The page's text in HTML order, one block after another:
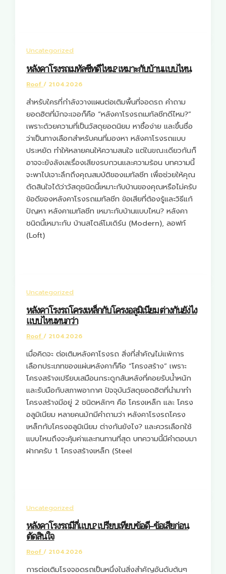
Uncategorized
หลังคาโรงรถเมทัลชีทดีไหม? เหมาะกับบ้านแบบไหน
Roof/ 21.04.2026
สำหรับใครที่กำลังวางแผนต่อเติมพื้นที่จอดรถ คำถาม
ยอดฮิตที่มักจะเจอก็คือ “หลังคาโรงรถเมทัลชีทดีไหม?”
เพราะด้วยความที่เป็นวัสดุยอดนิยม หาซื้อง่าย และขึ้นชื่อ
ว่าเป็นทางเลือกสำหรับคนที่มองหา หลังคาโรงรถแบบ
ประหยัด ทำให้หลายคนให้ความสนใจ แต่ในขณะเดียวกันก็
อาจจะยังลังเลเรื่องเสียงรบกวนและความร้อน บทความนี้
จะพาไปเจาะลึกถึงคุณสมบัติของเมทัลชีท เพื่อช่วยให้คุณ
ตัดสินใจได้ว่าวัสดุชนิดนี้เหมาะกับบ้านของคุณหรือไม่ครับ
ข้อดีของหลังคาโรงรถเมทัลชีท ข้อเสียที่ต้องรู้และวิธีแก้
ปัญหา หลังคาเมทัลชีท เหมาะกับบ้านแบบไหน? หลังคา
ชนิดนี้เหมาะกับ บ้านสไตล์โมเดิร์น (Modern), ลอฟท์
(Loft)
Uncategorized
หลังคาโรงรถโครงเหล็กกับโครงอลูมิเนียม ต่างกันยังไง
แบบไหนทนกว่า
Roof/ 21.04.2026
เมื่อคิดจะ ต่อเติมหลังคาโรงรถ สิ่งที่สำคัญไม่แพ้การ
เลือกประเภทของแผ่นหลังคาก็คือ “โครงสร้าง” เพราะ
โครงสร้างเปรียบเสมือนกระดูกสันหลังที่คอยรับน้ำหนัก
และรับมือกับสภาพอากาศ ปัจจุบันวัสดุยอดฮิตที่นำมาทำ
โครงสร้างมีอยู่ 2 ชนิดหลักๆ คือ โครงเหล็ก และ โครง
อลูมิเนียม หลายคนมักมีคำถามว่า หลังคาโรงรถโครง
เหล็กกับโครงอลูมิเนียม ต่างกันยังไง? และควรเลือกใช้
แบบไหนถึงจะคุ้มค่าและทนทานที่สุด บทความนี้มีคำตอบมา
ฝากครับ 1. โครงสร้างเหล็ก (Steel
Uncategorized
หลังคาโรงรถมีกี่แบบ? เปรียบเทียบข้อดี–ข้อเสียก่อน
ตัดสินใจ
Roof/ 21.04.2026
การต่อเติมโรงจอดรถเป็นหนึ่งในสิ่งสำคัญอันดับต้นๆ